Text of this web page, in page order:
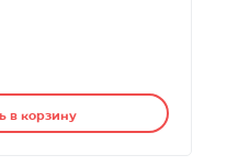
в корзину